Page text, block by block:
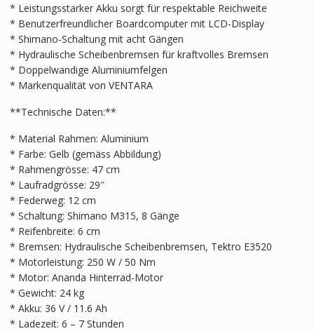
* Leistungsstarker Akku sorgt für respektable Reichweite
* Benutzerfreundlicher Boardcomputer mit LCD-Display
* Shimano-Schaltung mit acht Gängen
* Hydraulische Scheibenbremsen für kraftvolles Bremsen
* Doppelwandige Aluminiumfelgen
* Markenqualität von VENTARA
**Technische Daten:**
* Material Rahmen: Aluminium
* Farbe: Gelb (gemäss Abbildung)
* Rahmengrösse: 47 cm
* Laufradgrösse: 29″
* Federweg: 12 cm
* Schaltung: Shimano M315, 8 Gänge
* Reifenbreite: 6 cm
* Bremsen: Hydraulische Scheibenbremsen, Tektro E3520
* Motorleistung: 250 W / 50 Nm
* Motor: Ananda Hinterrad-Motor
* Gewicht: 24 kg
* Akku: 36 V / 11.6 Ah
* Ladezeit: 6 – 7 Stunden